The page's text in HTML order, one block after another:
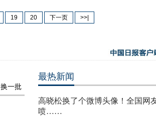
19 20 下一页 >>|
换一批
最热新闻
高晓松换了个微博头像！全国网
喷……